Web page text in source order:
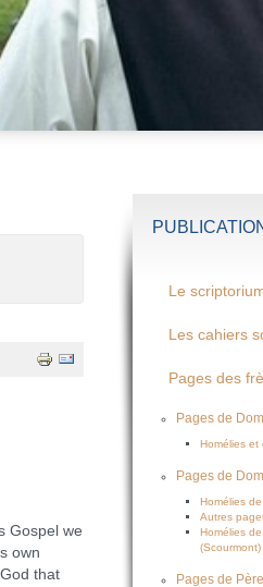
Gospel we
own
that
Le
Les cahiers
Pages des
Pages de
Homélies et
Pages de
Homélies
Autres
Homélies
(Scourmont)
Pages de